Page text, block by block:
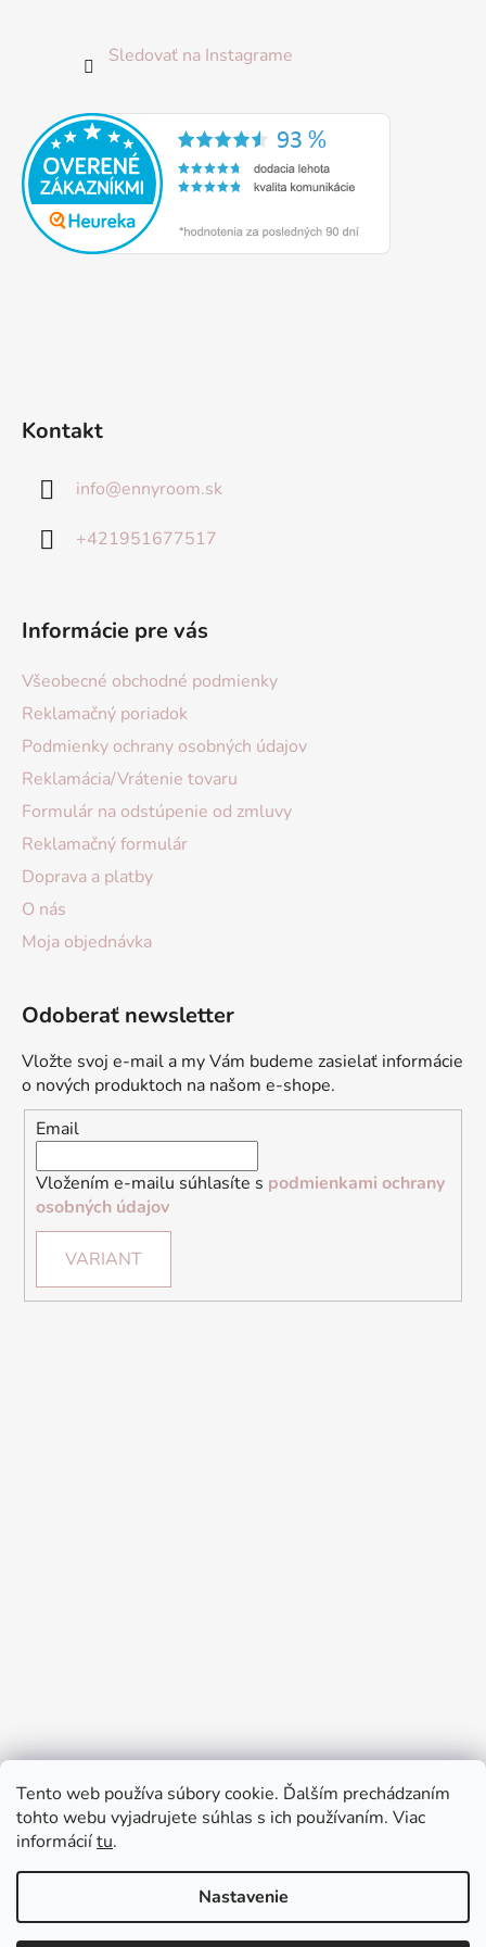
Tento web používa súbory cookie. Ďalším prechádzaním
tohto webu vyjadrujete súhlas s ich používaním. Viac
informáciítu.
Nastavenie
Sledovať na Instagrame
Kontakt
info@ennyroom.sk
+421951677517
Informácie pre vás
Všeobecné obchodné podmienky
Reklamačný poriadok
Podmienky ochrany osobných údajov
Reklamácia/Vrátenie tovaru
Formulár na odstúpenie od zmluvy
Reklamačný formulár
Doprava a platby
O nás
Moja objednávka
Odoberať newsletter
Vložte svoj e-mail a my Vám budeme zasielať informácie
o nových produktoch na našom e-shope.
Email
Vložením e-mailu súhlasíte s podmienkami ochrany
osobných údajov
VARIANT
Prijímame online platby